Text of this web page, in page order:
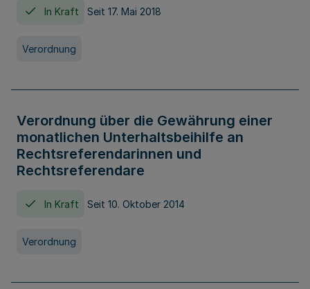
In Kraft Seit 17. Mai 2018
Verordnung
Verordnung über die Gewährung einer
monatlichen Unterhaltsbeihilfe an
Rechtsreferendarinnen und
Rechtsreferendare
In Kraft Seit 10. Oktober 2014
Verordnung